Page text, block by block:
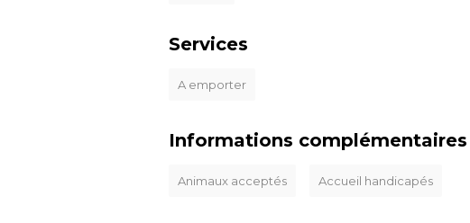
Services
A emporter
Informations complémentaires
Animaux acceptés Accueil handicapés